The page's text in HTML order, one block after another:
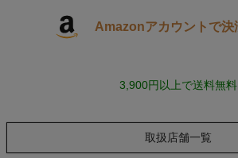
ビジネス
Amazonアカウントで決
3,900円以上で送料無料
取扱店舗一覧